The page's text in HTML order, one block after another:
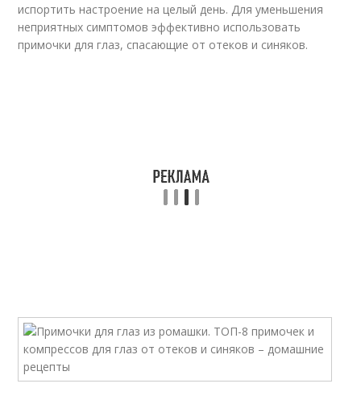
испортить настроение на целый день. Для уменьшения
неприятных симптомов эффективно использовать
примочки для глаз, спасающие от отеков и синяков.